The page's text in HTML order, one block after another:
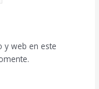
y web en este